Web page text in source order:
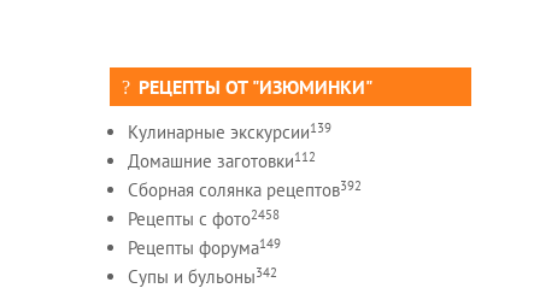
РЕЦЕПТЫ ОТ "ИЗЮМИНКИ"
Кулинарные экскурсии139
Домашние заготовки112
Сборная солянка рецептов392
Рецепты c фото2458
Рецепты форума149
Супы и бульоны342